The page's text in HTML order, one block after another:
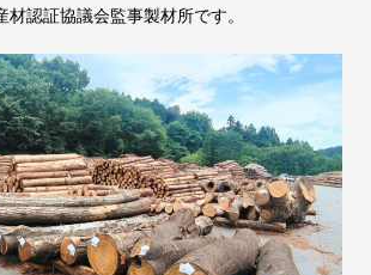
認証協議会監事製材所です。